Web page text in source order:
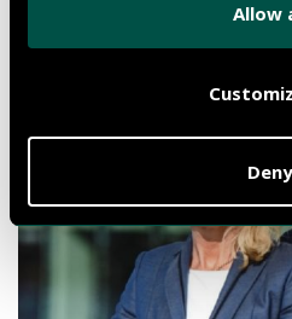
Allow
Deny